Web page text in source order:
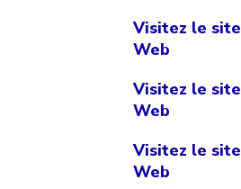
Visitez le site
Web
Visitez le site
Web
Visitez le site
Web